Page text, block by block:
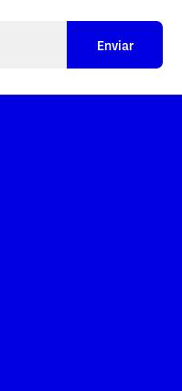
Enviar